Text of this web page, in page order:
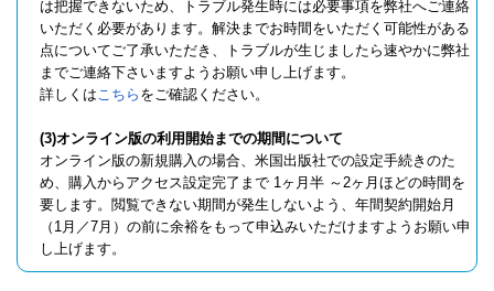
は把握できないため、トラブル発生時には必要事項を弊社へご連絡
いただく必要があります。解決までお時間をいただく可能性がある
点についてご了承いただき、トラブルが生じましたら速やかに弊社
までご連絡下さいますようお願い申し上げます。
詳しくはこちら をご確認ください。
(3)オンライン版の利用開始までの期間について
オンライン版の新規購入の場合、米国出版社での設定手続きのた
め、購入からアクセス設定完了まで 1ヶ月半 ～2ヶ月ほどの時間を
要します。閲覧できない期間が発生しないよう、年間契約開始月
（1月／7月）の前に余裕をもって申込みいただけますようお願い申
し上げます。